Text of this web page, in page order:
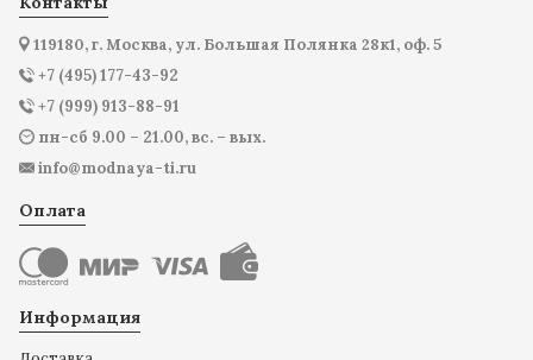
119180, г. Москва, ул. Большая Полянка 28к1, оф. 5
+7 (495) 177-43-92
+7 (999) 913-88-91
пн-сб 9.00 – 21.00, вс. – вых.
info@modnaya-ti.ru
Оплата
Информация